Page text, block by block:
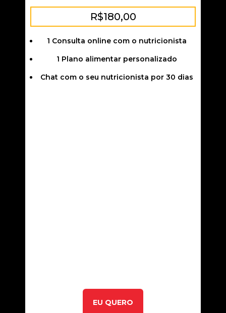
R$180,00
1 Consulta online com o nutricionista
1 Plano alimentar personalizado
Chat com o seu nutricionista por 30 dias
EU QUERO